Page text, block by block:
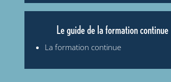
Le guide de la formation continue
La formation continue